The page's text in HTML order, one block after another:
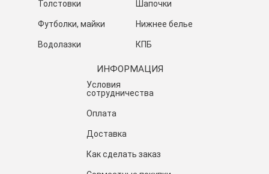
Толстовки
Футболки, майки
Водолазки
Шапочки
Нижнее белье
КПБ
ИНФОРМАЦИЯ
Условия
сотрудничества
Оплата
Доставка
Как сделать заказ